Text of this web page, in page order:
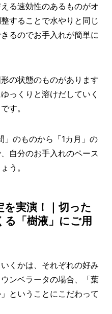
る速効性のあるものがオ
することで水やりと同じ
るのでお手入れが簡単に
の状態のものがあります
っくりと溶けだしていく
す。
」のものから「1カ月」の
自分のお手入れのペース
う。
実演！｜切った
「樹液」にご用
くかは、それぞれの好み
ンベラータの場合、「葉
ということにこだわって